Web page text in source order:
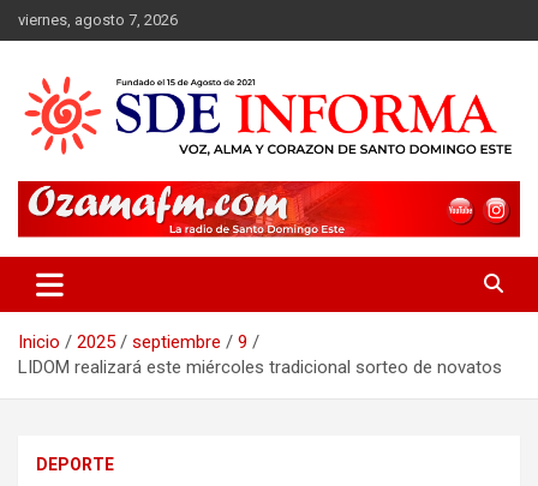
Saltar
al
viernes, agosto 7, 2026
sdeinforma.com
Inicio 2025 septiembre
9
LIDOM realizará este miércoles tradicional sorteo de novatos
DEPORTE